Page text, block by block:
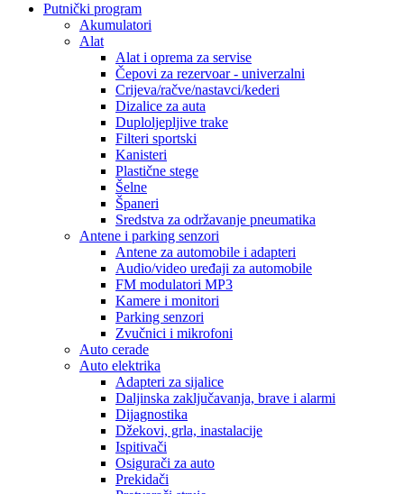
Putnički program
Akumulatori
Alat
Alat i oprema za servise
Čepovi za rezervoar - univerzalni
Crijeva/račve/nastavci/kederi
Dizalice za auta
Duploljepljive trake
Filteri sportski
Kanisteri
Plastične stege
Šelne
Španeri
Sredstva za održavanje pneumatika
Antene i parking senzori
Antene za automobile i adapteri
Audio/video uređaji za automobile
FM modulatori MP3
Kamere i monitori
Parking senzori
Zvučnici i mikrofoni
Auto cerade
Auto elektrika
Adapteri za sijalice
Daljinska zaključavanja, brave i alarmi
Dijagnostika
Džekovi, grla, inastalacije
Ispitivači
Osigurači za auto
Prekidači